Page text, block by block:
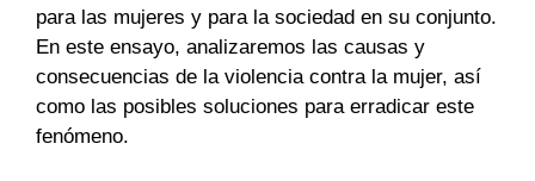
para las mujeres y para la sociedad en su conjunto.
En este ensayo, analizaremos las causas y
consecuencias de la violencia contra la mujer, así
como las posibles soluciones para erradicar este
fenómeno.